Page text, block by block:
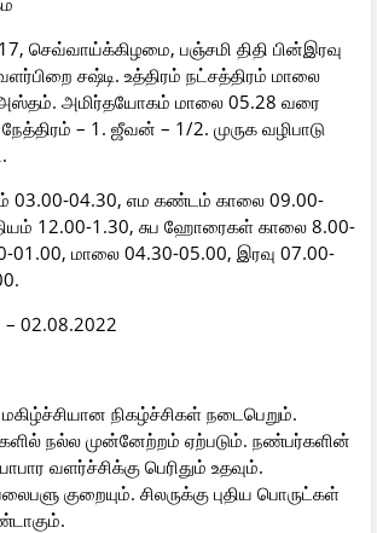
செவ்வாய்க்கிழமை, பஞ்சமி திதி பின்இரவு
சஷ்டி. உத்திரம் நட்சத்திரம் மாலை
அஸ்தம். அமிர்தயோகம் மாலை 05.28 வரை
– 1. ஜீவன் – 1/2. முருக வழிபாடு
03.00-04.30, எம கண்டம் காலை 09.00-
12.00-1.30, சுப ஹோரைகள் காலை 8.00-
01.00, மாலை 04.30-05.00, இரவு 07.00-
02.08.2022
நிகழ்ச்சிகள் நடைபெறும்.
நல்ல முன்னேற்றம் ஏற்படும். நண்பர்களின்
வளர்ச்சிக்கு பெரிதும் உதவும்.
குறையும். சிலருக்கு புதிய பொருட்கள்